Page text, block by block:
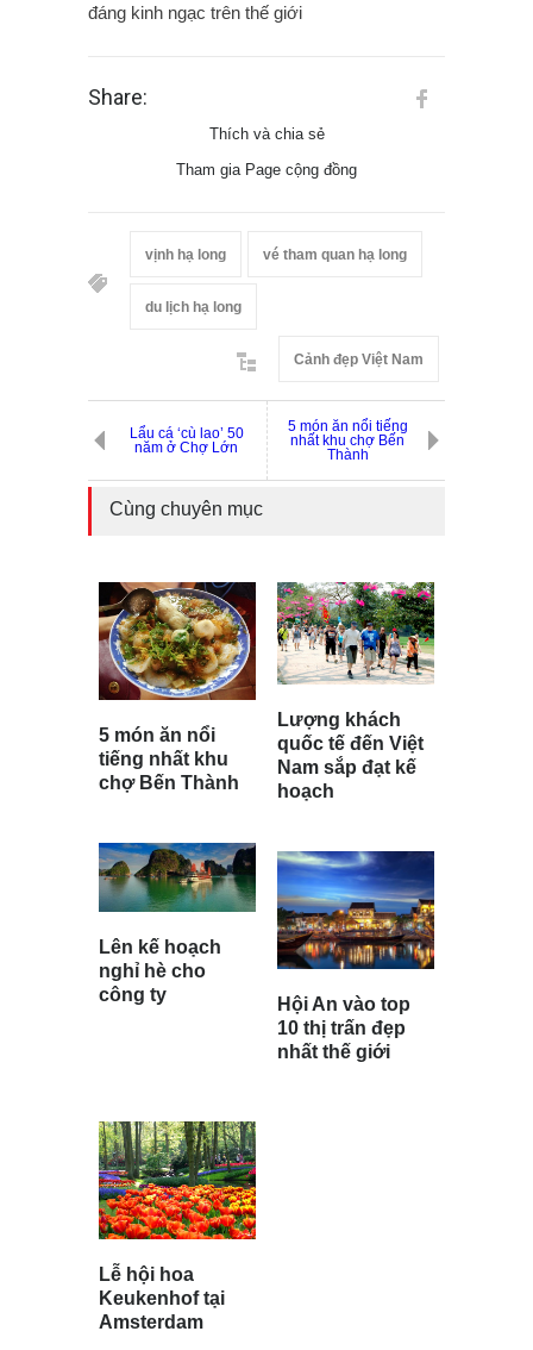
đáng kinh ngạc trên thế giới
Share:
Thích và chia sẻ
Tham gia Page cộng đồng
vịnh hạ long vé tham quan hạ long
du lịch hạ long
Cảnh đẹp Việt Nam
Lẩu cá ‘cù lao’ 50
năm ở Chợ Lớn
5 món ăn nổi tiếng
nhất khu chợ Bến
Thành
Cùng chuyên mục
5 món ăn nổi
tiếng nhất khu
chợ Bến Thành
Lên kế hoạch
nghỉ hè cho
công ty
Lượng khách
quốc tế đến Việt
Nam sắp đạt kế
hoạch
Hội An vào top
10 thị trấn đẹp
nhất thế giới
Lễ hội hoa
Keukenhof tại
Amsterdam